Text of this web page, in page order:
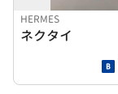
HERMES
ネクタイ